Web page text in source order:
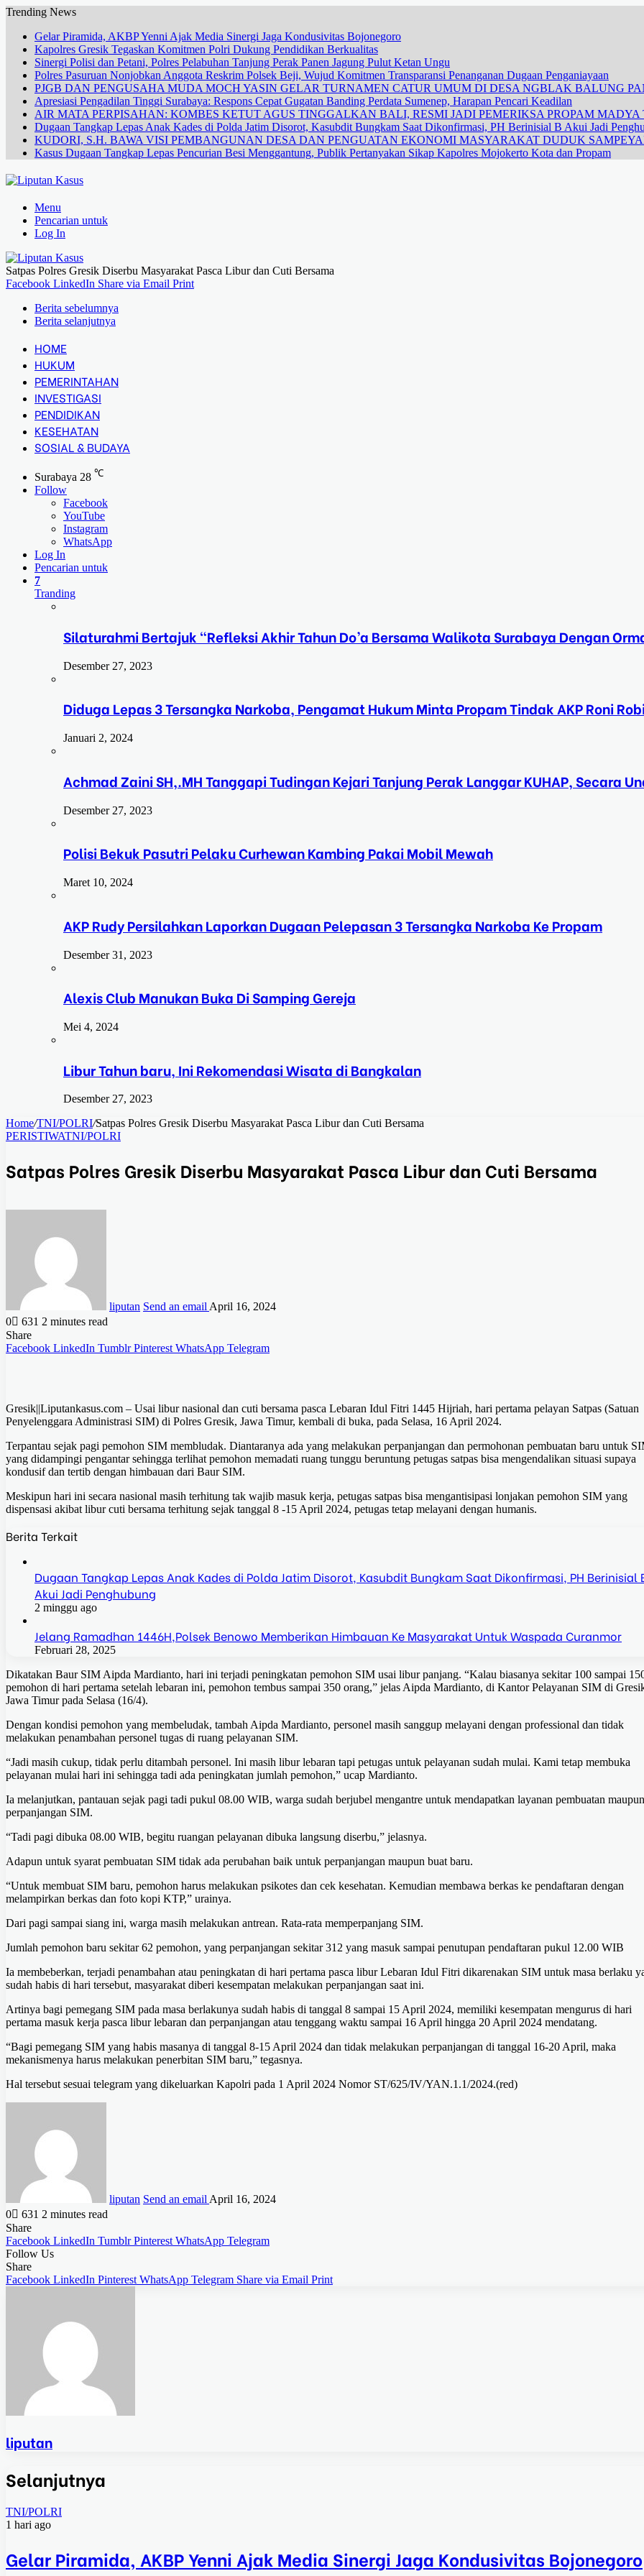
Trending News
Gelar Piramida, AKBP Yenni Ajak Media Sinergi Jaga Kondusivitas Bojonegoro
Kapolres Gresik Tegaskan Komitmen Polri Dukung Pendidikan Berkualitas
Sinergi Polisi dan Petani, Polres Pelabuhan Tanjung Perak Panen Jagung Pulut Ketan Ungu
Polres Pasuruan Nonjobkan Anggota Reskrim Polsek Beji, Wujud Komitmen Transparansi Penanganan Dugaan Penganiayaan
PJGB DAN PENGUSAHA MUDA MOCH YASIN GELAR TURNAMEN CATUR UMUM DI DESA NGBLAK BALUNG
Apresiasi Pengadilan Tinggi Surabaya: Respons Cepat Gugatan Banding Perdata Sumenep, Harapan Pencari Keadilan
AIR MATA PERPISAHAN: KOMBES KETUT AGUS TINGGALKAN BALI, RESMI JADI PEMERIKSA PROPAM
Dugaan Tangkap Lepas Anak Kades di Polda Jatim Disorot, Kasubdit Bungkam Saat Dikonfirmasi, PH Berinisial B Akui Jadi
KUDORI, S.H. BAWA VISI PEMBANGUNAN DESA DAN PENGUATAN EKONOMI MASYARAKAT DUDUK
Kasus Dugaan Tangkap Lepas Pencurian Besi Menggantung, Publik Pertanyakan Sikap Kapolres Mojokerto Kota dan Propam
Menu
Pencarian untuk
Log In
Satpas Polres Gresik Diserbu Masyarakat Pasca Libur dan Cuti Bersama
Facebook LinkedIn Share via Email Print
Berita sebelumnya
Berita selanjutnya
HOME
HUKUM
PEMERINTAHAN
INVESTIGASI
PENDIDIKAN
KESEHATAN
SOSIAL & BUDAYA
Surabaya 28 ℃
Follow
Facebook
YouTube
Instagram
WhatsApp
Log In
Pencarian untuk
7
Tranding
Silaturahmi Bertajuk “Refleksi Akhir Tahun Do’a Bersama Walikota Surabaya Dengan
Desember 27, 2023
Diduga Lepas 3 Tersangka Narkoba, Pengamat Hukum Minta Propam Tindak AKP Roni
Januari 2, 2024
Achmad Zaini SH,.MH Tanggapi Tudingan Kejari Tanjung Perak Langgar KUHAP, Secara
Desember 27, 2023
Polisi Bekuk Pasutri Pelaku Curhewan Kambing Pakai Mobil Mewah
Maret 10, 2024
AKP Rudy Persilahkan Laporkan Dugaan Pelepasan 3 Tersangka Narkoba Ke Propam
Desember 31, 2023
Alexis Club Manukan Buka Di Samping Gereja
Mei 4, 2024
Libur Tahun baru, Ini Rekomendasi Wisata di Bangkalan
Desember 27, 2023
Home/TNI/POLRI/Satpas Polres Gresik Diserbu Masyarakat Pasca Libur dan Cuti Bersama
PERISTIWATNI/POLRI
Satpas Polres Gresik Diserbu Masyarakat Pasca Libur dan Cuti Bersama
liputan Send an email April 16, 2024
0
631 2 minutes read
Share
Facebook LinkedIn Tumblr Pinterest WhatsApp Telegram
Gresik||Liputankasus.com – Usai libur nasional dan cuti bersama pasca Lebaran Idul Fitri 1445 Hijriah, hari pertama pelayan Satpas (Satuan
Penyelenggara Administrasi SIM) di Polres Gresik, Jawa Timur, kembali di buka, pada Selasa, 16 April 2024.
Terpantau sejak pagi pemohon SIM membludak. Diantaranya ada yang melakukan perpanjangan dan permohonan pembuatan baru untuk
yang didampingi pengantar sehingga terlihat pemohon memadati ruang tunggu beruntung petugas satpas bisa mengendalikan situasi supaya
kondusif dan tertib dengan himbauan dari Baur SIM.
Meskipun hari ini secara nasional masih terhitung tak wajib masuk kerja, petugas satpas bisa mengantisipasi lonjakan pemohon SIM yang
dispensasi akibat libur cuti bersama terhitung sejak tanggal 8 -15 April 2024, petugas tetap melayani dengan humanis.
Berita Terkait
Dugaan Tangkap Lepas Anak Kades di Polda Jatim Disorot, Kasubdit Bungkam Saat Dikonfirmasi, PH Berinisial
Akui Jadi Penghubung
2 minggu ago
Jelang Ramadhan 1446H,Polsek Benowo Memberikan Himbauan Ke Masyarakat Untuk Waspada Curanmor
Februari 28, 2025
Dikatakan Baur SIM Aipda Mardianto, hari ini terjadi peningkatan pemohon SIM usai libur panjang. “Kalau biasanya sekitar 100 sampai
pemohon di hari pertama setelah lebaran ini, pemohon tembus sampai 350 orang,” jelas Aipda Mardianto, di Kantor Pelayanan SIM di
Jawa Timur pada Selasa (16/4).
Dengan kondisi pemohon yang membeludak, tambah Aipda Mardianto, personel masih sanggup melayani dengan professional dan tidak
melakukan penambahan personel tugas di ruang pelayanan SIM.
“Jadi masih cukup, tidak perlu ditambah personel. Ini masih libur lebaran tapi petugas untuk pelayanan sudah mulai. Kami tetap membuka
pelayanan mulai hari ini sehingga tadi ada peningkatan jumlah pemohon,” ucap Mardianto.
Ia melanjutkan, pantauan sejak pagi tadi pukul 08.00 WIB, warga sudah berjubel mengantre untuk mendapatkan layanan pembuatan maupun
perpanjangan SIM.
“Tadi pagi dibuka 08.00 WIB, begitu ruangan pelayanan dibuka langsung diserbu,” jelasnya.
Adapun untuk syarat pembuatan SIM tidak ada perubahan baik untuk perpanjangan maupun buat baru.
“Untuk membuat SIM baru, pemohon harus melakukan psikotes dan cek kesehatan. Kemudian membawa berkas ke pendaftaran dengan
melampirkan berkas dan foto kopi KTP,” urainya.
Dari pagi sampai siang ini, warga masih melakukan antrean. Rata-rata memperpanjang SIM.
Jumlah pemohon baru sekitar 62 pemohon, yang perpanjangan sekitar 312 yang masuk sampai penutupan pendaftaran pukul 12.00 WIB
Ia membeberkan, terjadi penambahan atau peningkatan di hari pertama pasca libur Lebaran Idul Fitri dikarenakan SIM untuk masa berlaku
sudah habis di hari tersebut, masyarakat diberi kesempatan melakukan perpanjangan saat ini.
Artinya bagi pemegang SIM pada masa berlakunya sudah habis di tanggal 8 sampai 15 April 2024, memiliki kesempatan mengurus di hari
pertama masuk kerja pasca libur lebaran dan perpanjangan atau tenggang waktu sampai 16 April hingga 20 April 2024 mendatang.
“Bagi pemegang SIM yang habis masanya di tanggal 8-15 April 2024 dan tidak melakukan perpanjangan di tanggal 16-20 April, maka
mekanismenya harus melakukan penerbitan SIM baru,” tegasnya.
Hal tersebut sesuai telegram yang dikeluarkan Kapolri pada 1 April 2024 Nomor ST/625/IV/YAN.1.1/2024.(red)
liputan Send an email April 16, 2024
0
631 2 minutes read
Share
Facebook LinkedIn Tumblr Pinterest WhatsApp Telegram
Follow Us
Share
Facebook LinkedIn Pinterest WhatsApp Telegram Share via Email Print
liputan
Selanjutnya
TNI/POLRI
1 hari ago
Gelar Piramida, AKBP Yenni Ajak Media Sinergi Jaga Kondusivitas Bojonegoro